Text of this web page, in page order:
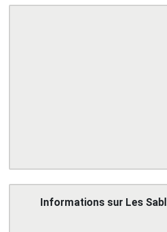
Informations sur Les